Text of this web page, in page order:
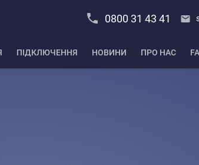
0800 31 43 41
ПІДКЛЮЧЕННЯ НОВИНИ ПРО НАС